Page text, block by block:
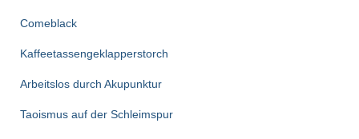
Comeblack
Kaffeetassengeklapperstorch
Arbeitslos durch Akupunktur
Taoismus auf der Schleimspur